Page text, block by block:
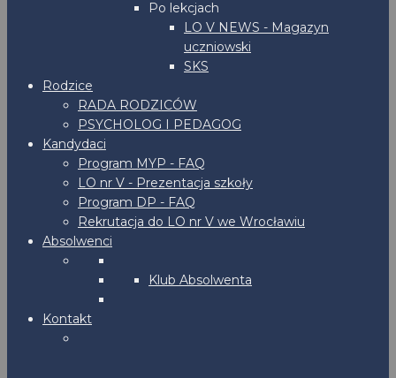
Po lekcjach
LO V NEWS - Magazyn
uczniowski
SKS
Rodzice
RADA RODZICÓW
PSYCHOLOG I PEDAGOG
Kandydaci
Program MYP - FAQ
LO nr V - Prezentacja szkoły
Program DP - FAQ
Rekrutacja do LO nr V we Wrocławiu
Absolwenci
Klub Absolwenta
Kontakt